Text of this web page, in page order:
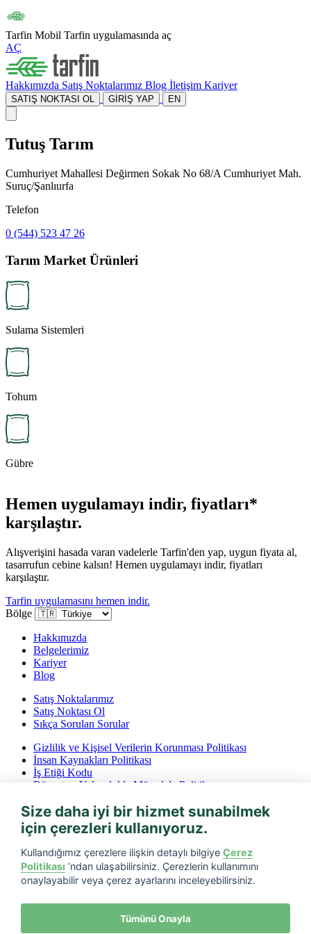
Tarfin Mobil Tarfin uygulamasında aç
AÇ
Hakkımızda Satış Noktalarımız Blog İletişim Kariyer
SATIŞ NOKTASI OL GİRİŞ YAP EN
Tutuş Tarım
Cumhuriyet Mahallesi Değirmen Sokak No 68/A Cumhuriyet Mah.
Suruç/Şanlıurfa
Telefon
0 (544) 523 47 26
Tarım Market Ürünleri
Sulama Sistemleri
Tohum
Gübre
Hemen uygulamayı indir, fiyatları*
karşılaştır.
Alışverişini hasada varan vadelerle Tarfin'den yap, uygun fiyata al,
tasarrufun cebine kalsın! Hemen uygulamayı indir, fiyatları
karşılaştır.
Tarfin uygulamasını hemen indir.
Bölge
Hakkımızda
Belgelerimiz
Kariyer
Blog
Satış Noktalarımız
Satış Noktası Ol
Sıkça Sorulan Sorular
Gizlilik ve Kişisel Verilerin Korunması Politikası
İnsan Kaynakları Politikası
İş Etiği Kodu
Rüşvet ve Yolsuzlukla Mücadele Politikası
Bilgi Toplumu Hizmetleri
Tarfin mobil’i indirin
Size daha iyi bir hizmet sunabilmek
için çerezleri kullanıyoruz.
Kullandığımız çerezlere ilişkin detaylı bilgiye Çerez
Politikası ’ndan ulaşabilirsiniz. Çerezlerin kullanımını
onaylayabilir veya çerez ayarlarını inceleyebilirsiniz.
Tümünü Onayla